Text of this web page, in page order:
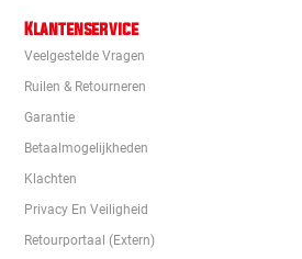
Klantenservice
Veelgestelde Vragen
Ruilen & Retourneren
Garantie
Betaalmogelijkheden
Klachten
Privacy En Veiligheid
Retourportaal (extern)